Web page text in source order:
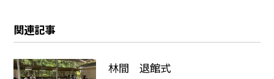
関連記事
林間 退館式